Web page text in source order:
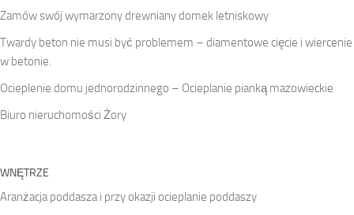
Zamów swój wymarzony drewniany domek letniskowy
Twardy beton nie musi być problemem – diamentowe cięcie i wiercenie
w betonie.
Ocieplenie domu jednorodzinnego – Ocieplanie pianką mazowieckie
Biuro nieruchomości Żory
WNĘTRZE
Aranżacja poddasza i przy okazji ocieplanie poddaszy